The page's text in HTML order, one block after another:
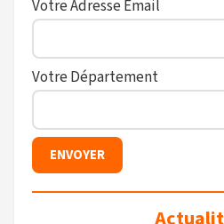
Votre Adresse Email
Votre Département